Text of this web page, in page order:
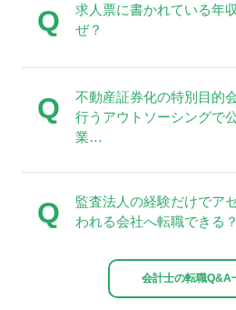
Q
求人票に書かれている年
ぜ？
Q
不動産証券化の特別目的
行うアウトソーシングで
業…
Q
監査法人の経験だけでア
われる会社へ転職できる？
会計士の転職Q&A